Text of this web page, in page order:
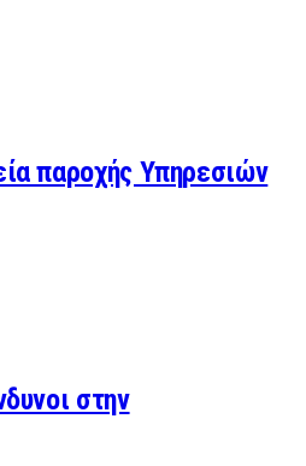
παροχής Υπηρεσιών
στην